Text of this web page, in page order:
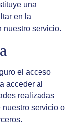
una
en la
nuestro servicio.
el acceso
acceder al
realizadas
nuestro servicio o